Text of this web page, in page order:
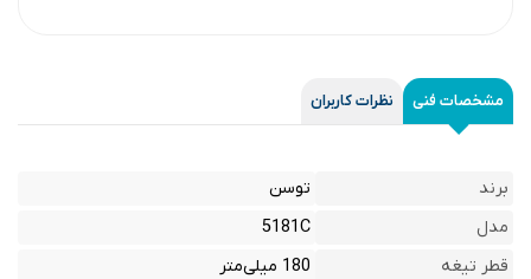
مشخصات فنی نظرات کاربران
برند
توسن
مدل
5181C
قطر تیغه
180 میلی‌متر